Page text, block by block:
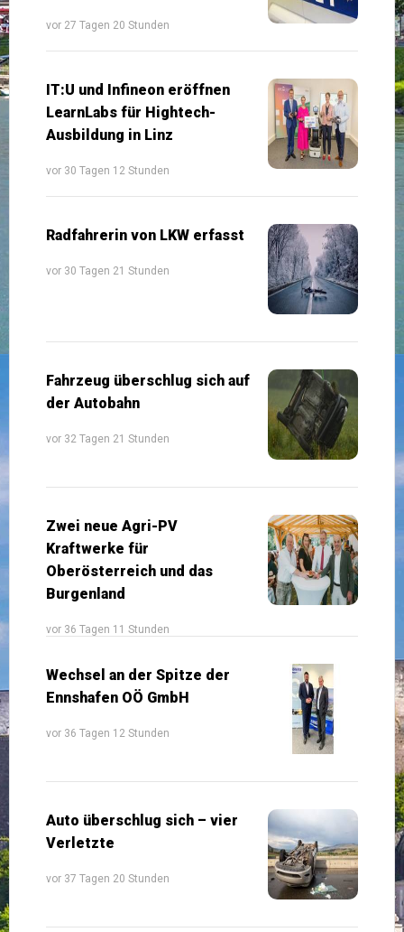
vor 27 Tagen 20 Stunden
IT:U und Infineon eröffnen
LearnLabs für Hightech-
Ausbildung in Linz
vor 30 Tagen 12 Stunden
Radfahrerin von LKW erfasst
vor 30 Tagen 21 Stunden
Fahrzeug überschlug sich auf
der Autobahn
vor 32 Tagen 21 Stunden
Zwei neue Agri-PV
Kraftwerke für
Oberösterreich und das
Burgenland
vor 36 Tagen 11 Stunden
Wechsel an der Spitze der
Ennshafen OÖ GmbH
vor 36 Tagen 12 Stunden
Auto überschlug sich – vier
Verletzte
vor 37 Tagen 20 Stunden